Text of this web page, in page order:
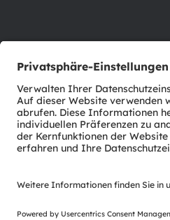
© 2026 ams-OSRAM AG. All